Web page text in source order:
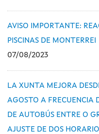
AVISO IMPORTANTE:
PISCINAS DE MONTERREI
07/08/2023
LA XUNTA MEJORA
AGOSTO A FRECUENCIA
DE AUTOBÚS ENTRE O
AJUSTE DE DOS